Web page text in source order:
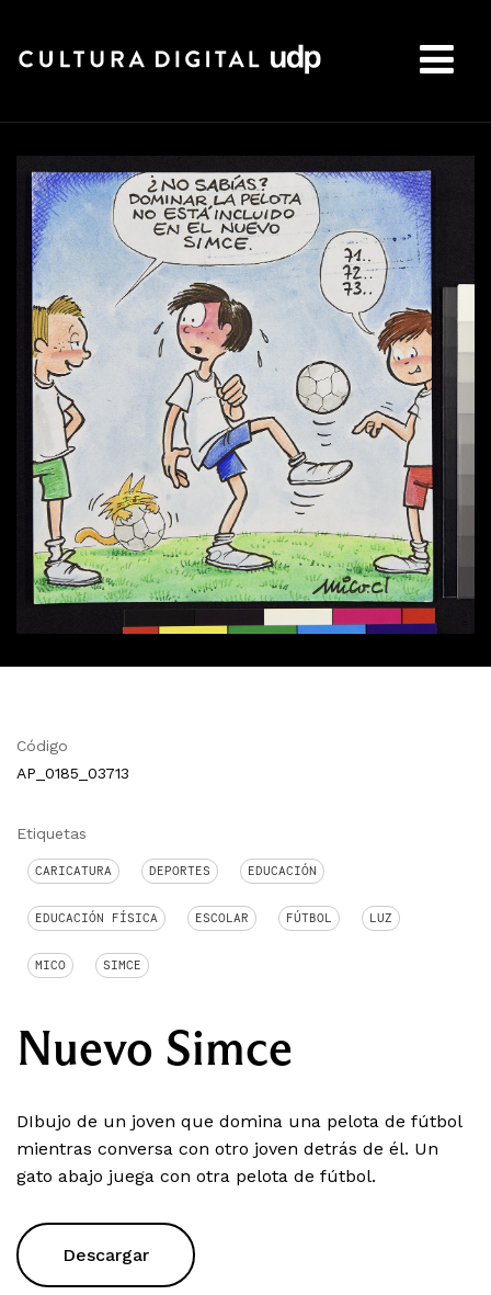
Código
AP_0185_03713
Etiquetas
CARICATURA DEPORTES EDUCACIÓN
EDUCACIÓN FÍSICA ESCOLAR FÚTBOL LUZ
MICO SIMCE
Nuevo Simce
DIbujo de un joven que domina una pelota de fútbol
mientras conversa con otro joven detrás de él. Un
gato abajo juega con otra pelota de fútbol.
Descargar